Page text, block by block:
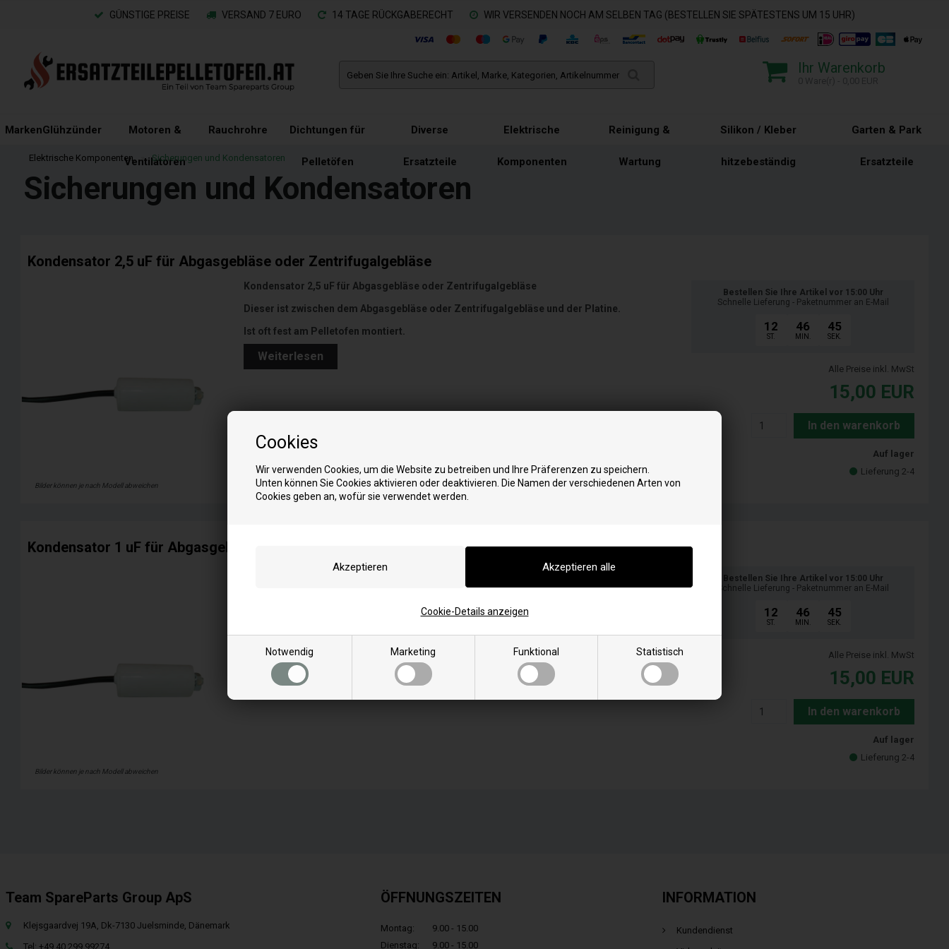
Cookies
Wir verwenden Cookies, um die Website zu betreiben und Ihre Präferenzen zu speichern.
Unten können Sie Cookies aktivieren oder deaktivieren. Die Namen der verschiedenen Arten von
Cookies geben an, wofür sie verwendet werden.
Notwendig Marketing Funktional Statistisch
Cookie-Details anzeigen
GÜNSTIGE PREISE VERSAND 7 EURO 14 TAGE RÜCKGABERECHT WIR VERSENDEN NOCH AM SELBEN TAG (BESTELLEN SIE SPÄTESTENS UM 15 UHR)
Ihr Warenkorb
MarkenGlühzünder Motoren &
Ventilatoren
Rauchrohre Dichtungen für
Pelletöfen
Diverse
Ersatzteile
Elektrische
Komponenten
Reinigung &
Wartung
Silikon / Kleber
hitzebeständig
Garten & Park
Ersatzteile
Elektrische Komponenten » Sicherungen und Kondensatoren
Sicherungen und Kondensatoren
Kondensator 2,5 uF für Abgasgebläse oder Zentrifugalgebläse
Bilder können je nach Modell abweichen
Kondensator 2,5 uF für Abgasgebläse oder Zentrifugalgebläse
Dieser ist zwischen dem Abgasgebläse oder Zentrifugalgebläse und der Platine.
Ist oft fest am Pelletofen montiert.
Weiterlesen
Bestellen Sie Ihre Artikel vor 15:00 Uhr
Schnelle Lieferung - Paketnummer an E-Mail
12
ST.
46
MIN.
45
SEK.
Alle Preise inkl. MwSt
15,00 EUR
In den warenkorb
Auf lager
Lieferung 2-4
Kondensator 1 uF für Abgasgebläse oder Zentrifugalgebläse
Bilder können je nach Modell abweichen
Kondensator 1 uF für Abgasgebläse oder Zentrifugalgebläse
Bestellen Sie Ihre Artikel vor 15:00 Uhr
Schnelle Lieferung - Paketnummer an E-Mail
12
ST.
46
MIN.
45
SEK.
Alle Preise inkl. MwSt
15,00 EUR
In den warenkorb
Auf lager
Lieferung 2-4
Team SpareParts Group ApS
Klejsgaardvej 19A, Dk-7130 Juelsminde, Dänemark
Tel: +49 40 299 99274
ÖFFNUNGSZEITEN
Montag:
9.00 - 15.00
Dienstag:
9.00 - 15.00
INFORMATION
Kundendienst